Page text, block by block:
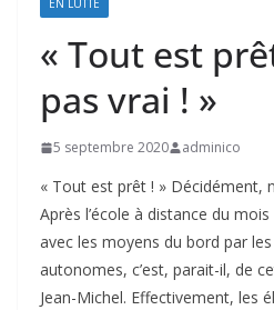
EN LUTTE
« Tout est
pas vrai ! »
5 septembre 2020 adminico
« Tout est prêt ! » Décidément,
Après l’école à distance du
avec les moyens du bord par
autonomes, c’est, parait-il, de
Jean-Michel. Effectivement, les